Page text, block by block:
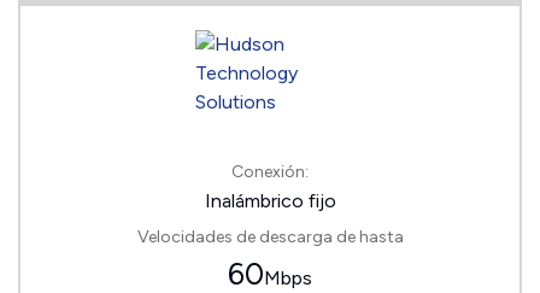
Conexión:
Inalámbrico fijo
Velocidades de descarga de hasta
60Mbps